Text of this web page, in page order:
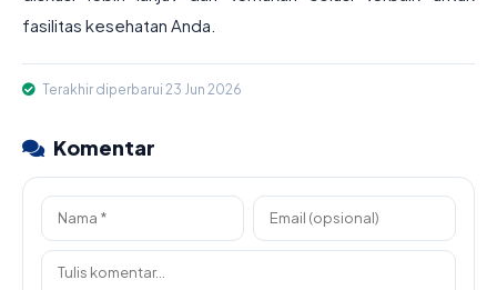
fasilitas kesehatan Anda.
Terakhir diperbarui 23 Jun 2026
Komentar